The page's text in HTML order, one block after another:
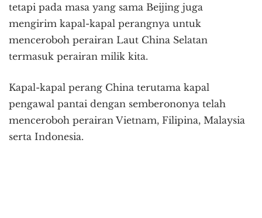
tetapi pada masa yang sama Beijing juga
mengirim kapal-kapal perangnya untuk
menceroboh perairan Laut China Selatan
termasuk perairan milik kita.
Kapal-kapal perang China terutama kapal
pengawal pantai dengan semberononya telah
menceroboh perairan Vietnam, Filipina, Malaysia
serta Indonesia.